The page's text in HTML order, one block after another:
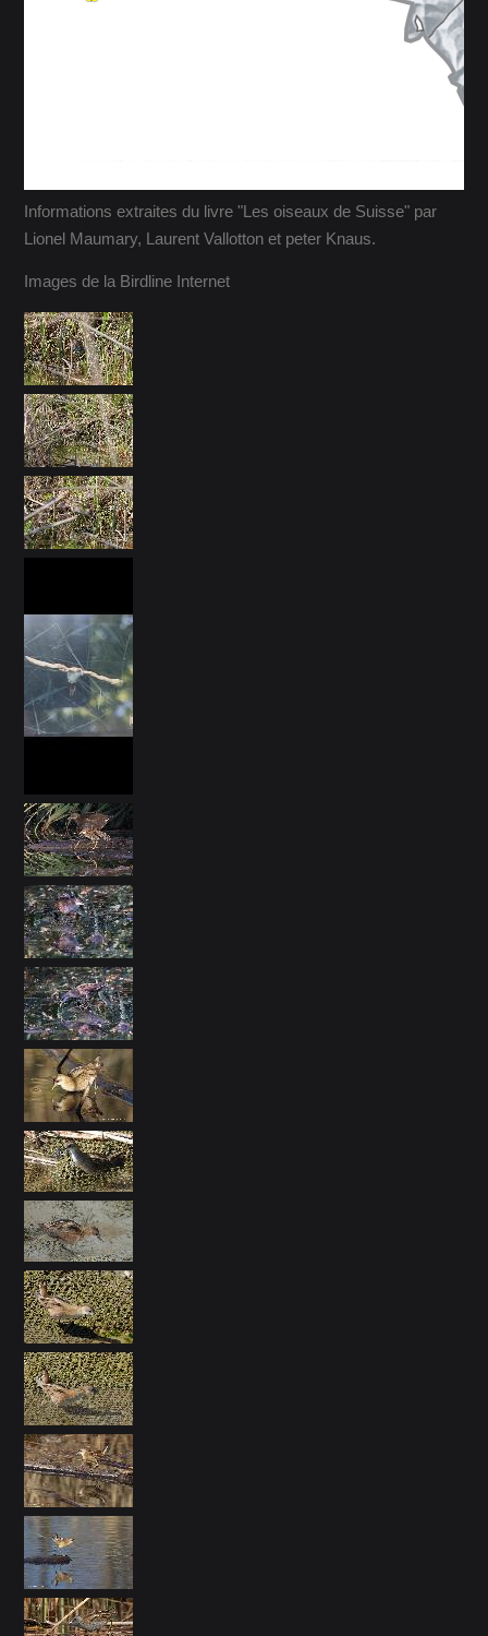
Informations extraites du livre "Les oiseaux de Suisse" par
Lionel Maumary, Laurent Vallotton et peter Knaus.
Images de la Birdline Internet